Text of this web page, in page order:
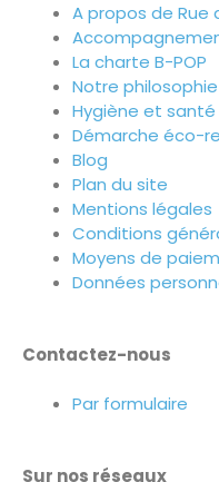
A propos de Rue
La charte B-POP
Notre philosophie
Hygiène et
Démarche éco-
Blog
Plan du site
Mentions légales
Conditions
Moyens de
Données
Contactez-nous
Par formulaire
Sur nos réseaux